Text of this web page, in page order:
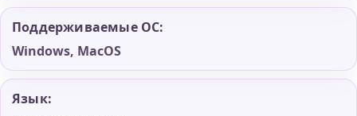
Поддерживаемые ОС:
Windows, MacOS
Язык: